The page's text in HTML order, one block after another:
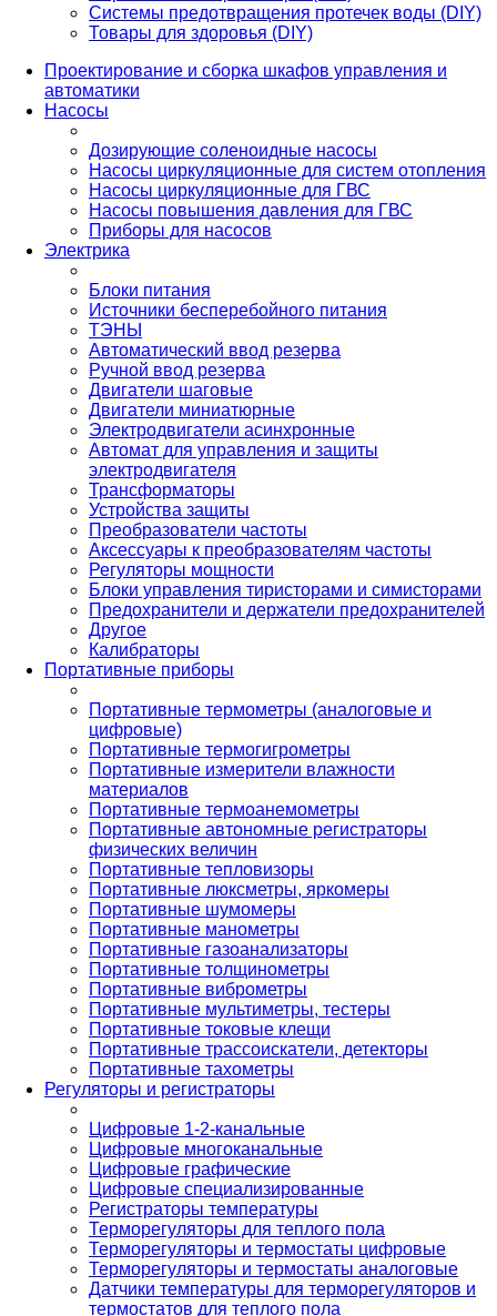
Системы предотвращения протечек воды (DIY)
Товары для здоровья (DIY)
Проектирование и сборка шкафов управления и
автоматики
Насосы
Дозирующие соленоидные насосы
Насосы циркуляционные для систем отопления
Насосы циркуляционные для ГВС
Насосы повышения давления для ГВС
Приборы для насосов
Электрика
Блоки питания
Источники бесперебойного питания
ТЭНЫ
Автоматический ввод резерва
Ручной ввод резерва
Двигатели шаговые
Двигатели миниатюрные
Электродвигатели асинхронные
Автомат для управления и защиты
электродвигателя
Трансформаторы
Устройства защиты
Преобразователи частоты
Аксессуары к преобразователям частоты
Регуляторы мощности
Блоки управления тиристорами и симисторами
Предохранители и держатели предохранителей
Другое
Калибраторы
Портативные приборы
Портативные термометры (аналоговые и
цифровые)
Портативные термогигрометры
Портативные измерители влажности
материалов
Портативные термоанемометры
Портативные автономные регистраторы
физических величин
Портативные тепловизоры
Портативные люксметры, яркомеры
Портативные шумомеры
Портативные манометры
Портативные газоанализаторы
Портативные толщинометры
Портативные виброметры
Портативные мультиметры, тестеры
Портативные токовые клещи
Портативные трассоискатели, детекторы
Портативные тахометры
Регуляторы и регистраторы
Цифровые 1-2-канальные
Цифровые многоканальные
Цифровые графические
Цифровые специализированные
Регистраторы температуры
Терморегуляторы для теплого пола
Терморегуляторы и термостаты цифровые
Терморегуляторы и термостаты аналоговые
Датчики температуры для терморегуляторов и
термостатов для теплого пола